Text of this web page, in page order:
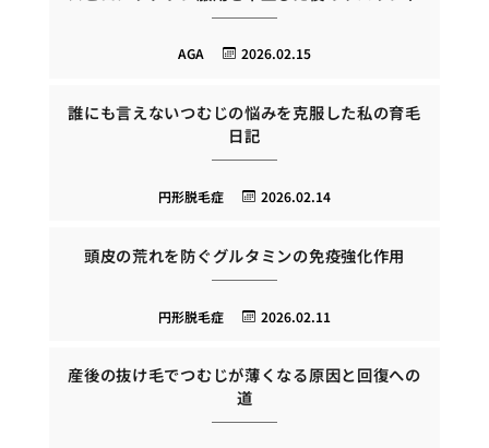
2026.02.15
AGA
誰にも言えないつむじの悩みを克服した私の育毛
日記
2026.02.14
円形脱毛症
頭皮の荒れを防ぐグルタミンの免疫強化作用
2026.02.11
円形脱毛症
産後の抜け毛でつむじが薄くなる原因と回復への
道